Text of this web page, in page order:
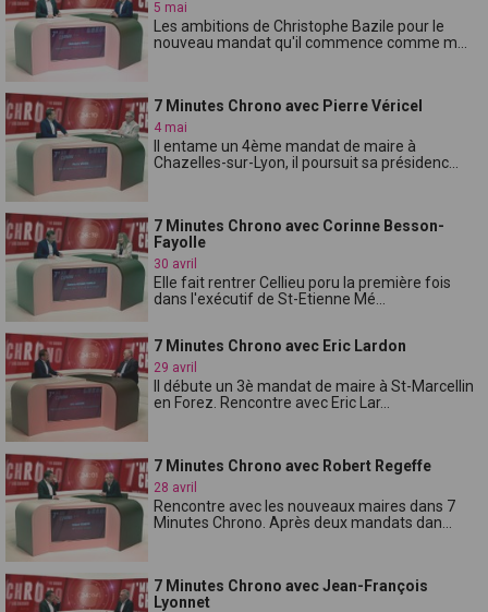
5 mai
Les ambitions de Christophe Bazile pour le
nouveau mandat qu'il commence comme m...
7 Minutes Chrono avec Pierre Véricel
4 mai
Il entame un 4ème mandat de maire à
Chazelles-sur-Lyon, il poursuit sa présidenc...
7 Minutes Chrono avec Corinne Besson-
Fayolle
30 avril
Elle fait rentrer Cellieu poru la première fois
dans l'exécutif de St-Etienne Mé...
7 Minutes Chrono avec Eric Lardon
29 avril
Il débute un 3è mandat de maire à St-Marcellin
en Forez. Rencontre avec Eric Lar...
7 Minutes Chrono avec Robert Regeffe
28 avril
Rencontre avec les nouveaux maires dans 7
Minutes Chrono. Après deux mandats dan...
7 Minutes Chrono avec Jean-François
Lyonnet